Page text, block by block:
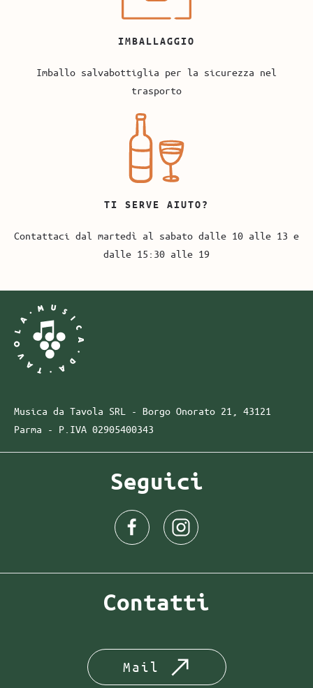
IMBALLAGGIO
Imballo salvabottiglia per la sicurezza nel
trasporto
TI SERVE AIUTO?
Contattaci dal martedì al sabato dalle 10 alle 13 e
dalle 15:30 alle 19
Musica da Tavola SRL - Borgo Onorato 21, 43121
Parma - P.IVA 02905400343
Seguici
Contatti
Mail